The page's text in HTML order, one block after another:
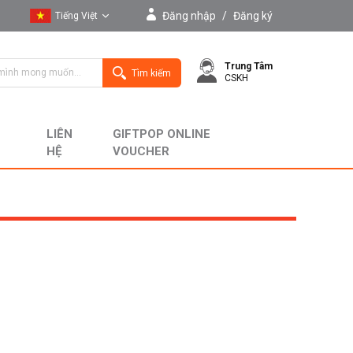
Tiếng Việt
English
Đăng nhập / Đăng ký
Tìm kiếm
Trung Tâm
CSKH
LIÊN
HỆ
GIFTPOP ONLINE
VOUCHER